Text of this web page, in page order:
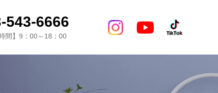
543-6666
間】9：00～18：00